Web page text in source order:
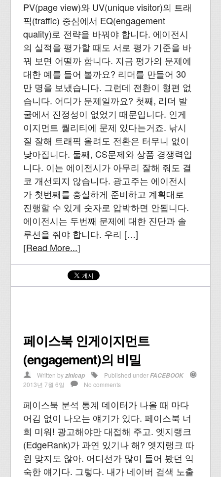
PV(page view)와 UV(unique visitor)의 트래
픽(traffic) 중심에서 EQ(engagement
quality)로 전략을 바꿔야 합니다. 에이전시
의 실적을 평가할 때도 서로 평가 기준을 바
꿔 보면 어떨까 합니다. 지금 평가의 문제에
대한 예를 들어 볼까요? 리더를 만들어 30
만 명을 보냈습니다. 그런데 전환이 형편 없
습니다. 어디가 문제일까요? 첫째, 리더 발
굴에서 진정성이 없었기 때문입니다. 인게
이지먼트 퀄리티에 문제 있다는거죠. 낚시
질 잘해 트래픽 올려도 전환은 터무니 없이
낮아집니다. 둘째, CS문제와 상품 경쟁력입
니다. 이는 에이전시가 아무리 잘해 줘도 결
코 개선되지 않습니다. 광고주는 에이전시
가 첫번째를 충실하게 준비하고 계획대로
진행할 수 있게 숫자로 압박하면 안됩니다.
에이전시는 두번째 문제에 대한 진단과 솔
루션을 줘야 합니다. 우리 […]
[Read More...]
페이스북 인게이지먼트
(engagement)의 비밀
Written byzinicap Published underFACEBOOK
2013년 7월 6일
No comments
페이스북 분석 통계 데이터가 나올 때 마다
어김 없이 나오는 얘기가 있다. 페이스북 너
희 미워! 광고해야만 대접해 주고. 엣지랭크
(EdgeRank)가 과연 있기나 해? 엣지랭크 따
윈 맞지도 않아. 어디선가 많이 들어 봤던 익
숙한 얘기다. 그렇다. 내가 네이버 검색 노출